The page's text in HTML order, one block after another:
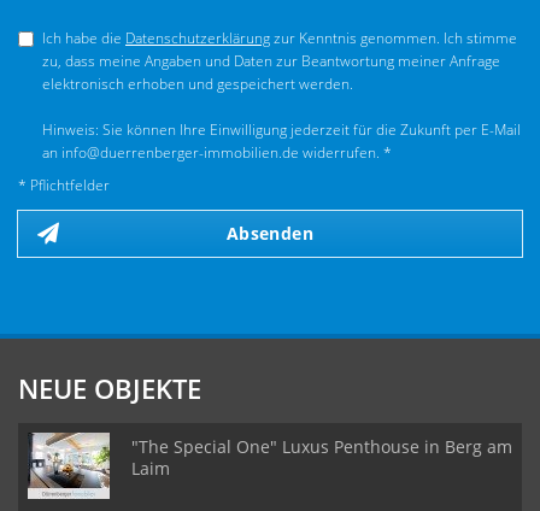
Ich habe die Datenschutzerklärungzur Kenntnis genommen. Ich stimme
zu, dass meine Angaben und Daten zur Beantwortung meiner Anfrage
elektronisch erhoben und gespeichert werden.
Hinweis: Sie können Ihre Einwilligung jederzeit für die Zukunft per E-Mail
an info@duerrenberger-immobilien.de widerrufen. *
* Pflichtfelder
Absenden
NEUE OBJEKTE
"The Special One" Luxus Penthouse in Berg am
Laim